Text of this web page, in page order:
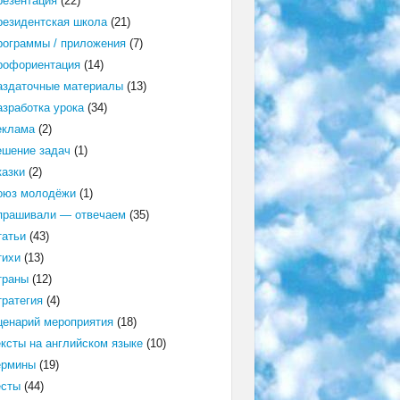
школа(21)
/ приложения(7)
(14)
материалы(13)
урока(34)
(2)
задач (1)
(2)
молодёжи(1)
— отвечаем (35)
(43)
(13)
(12)
(4)
мероприятия(18)
на английском языке(10)
(19)
(44)